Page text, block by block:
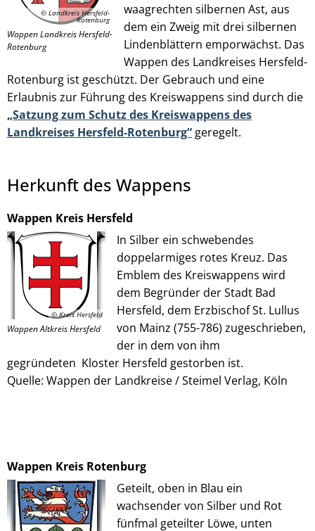
© Landkreis Hersfeld-
Rotenburg
Wappen Landkreis Hersfeld-
Rotenburg
waagrechten silbernen Ast, aus
dem ein Zweig mit drei silbernen
Lindenblättern emporwächst. Das
Wappen des Landkreises Hersfeld-
Rotenburg ist geschützt. Der Gebrauch und eine
Erlaubnis zur Führung des Kreiswappens sind durch die
„Satzung zum Schutz des Kreiswappens des
Landkreises Hersfeld-Rotenburg“ geregelt.
Herkunft des Wappens
Wappen Kreis Hersfeld
© Kreis Hersfeld
Wappen Altkreis Hersfeld
In Silber ein schwebendes
doppelarmiges rotes Kreuz. Das
Emblem des Kreiswappens wird
dem Begründer der Stadt Bad
Hersfeld, dem Erzbischof St. Lullus
von Mainz (755-786) zugeschrieben,
der in dem von ihm
gegründeten Kloster Hersfeld gestorben ist.
Quelle: Wappen der Landkreise / Steimel Verlag, Köln
Wappen Kreis Rotenburg
Geteilt, oben in Blau ein
wachsender von Silber und Rot
fünfmal geteilter Löwe, unten